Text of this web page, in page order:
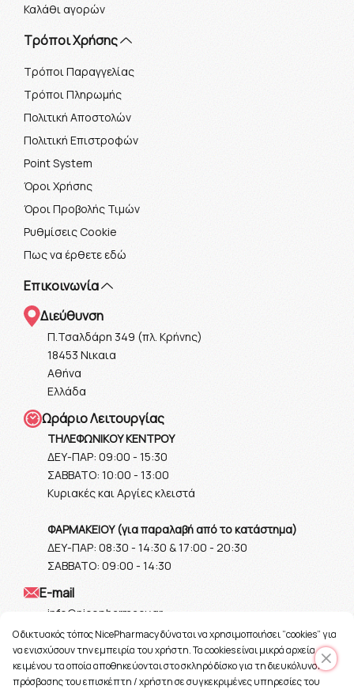
Καλάθι αγορών
Τρόποι Χρήσης
Τρόποι Παραγγελίας
Τρόποι Πληρωμής
Πολιτική Αποστολών
Πολιτική Επιστροφών
Point System
Όροι Χρήσης
Όροι Προβολής Τιμών
Ρυθμίσεις Cookie
Πως να έρθετε εδώ
Επικοινωνία
Διεύθυνση
Π.Τσαλδάρη 349 (πλ. Κρήνης)
18453 Νικαια
Αθήνα
Ελλάδα
Ωράριο Λειτουργίας
ΤΗΛΕΦΩΝΙΚΟΥ ΚΕΝΤΡΟΥ
ΔΕΥ-ΠΑΡ: 09:00 - 15:30
ΣΑΒΒΑΤΟ: 10:00 - 13:00
Κυριακές και Αργίες κλειστά
ΦΑΡΜΑΚΕΙΟΥ (για παραλαβή από το κατάστημα)
ΔΕΥ-ΠΑΡ: 08:30 - 14:30 & 17:00 - 20:30
ΣΑΒΒΑΤΟ: 09:00 - 14:30
Ε-mail
info@nicepharmacy.gr
O δικτυακός τόπος NicePharmacy δύναται να χρησιμοποιήσει “cookies” για
να ενισχύσουν την εμπειρία του χρήστη. Τα cookies είναι μικρά αρχεία
κειμένου τα οποία αποθηκεύονται στο σκληρό δίσκο για τη διευκόλυνση
πρόσβασης του επισκέπτη / χρήστη σε συγκεκριμένες υπηρεσίες του